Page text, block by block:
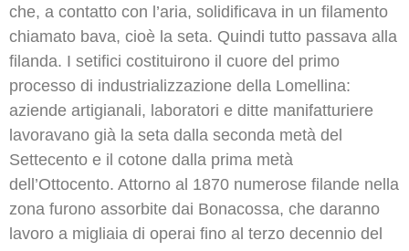
che, a contatto con l’aria, solidificava in un filamento
chiamato bava, cioè la seta. Quindi tutto passava alla
filanda. I setifici costituirono il cuore del primo
processo di industrializzazione della Lomellina:
aziende artigianali, laboratori e ditte manifatturiere
lavoravano già la seta dalla seconda metà del
Settecento e il cotone dalla prima metà
dell’Ottocento. Attorno al 1870 numerose filande nella
zona furono assorbite dai Bonacossa, che daranno
lavoro a migliaia di operai fino al terzo decennio del